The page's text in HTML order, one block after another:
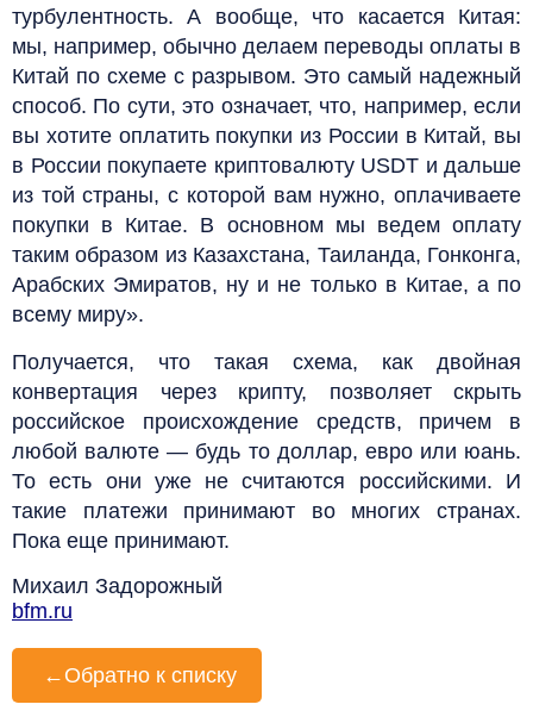
турбулентность. А вообще, что касается Китая:
мы, например, обычно делаем переводы оплаты в
Китай по схеме с разрывом. Это самый надежный
способ. По сути, это означает, что, например, если
вы хотите оплатить покупки из России в Китай, вы
в России покупаете криптовалюту USDT и дальше
из той страны, с которой вам нужно, оплачиваете
покупки в Китае. В основном мы ведем оплату
таким образом из Казахстана, Таиланда, Гонконга,
Арабских Эмиратов, ну и не только в Китае, а по
всему миру».
Получается, что такая схема, как двойная
конвертация через крипту, позволяет скрыть
российское происхождение средств, причем в
любой валюте — будь то доллар, евро или юань.
То есть они уже не считаются российскими. И
такие платежи принимают во многих странах.
Пока еще принимают.
Михаил Задорожный
bfm.ru
← Обратно к списку